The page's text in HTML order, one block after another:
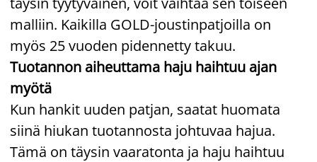
malliin. Kaikilla GOLD-joustinpatjoilla on
myös 25 vuoden pidennetty takuu.
Tuotannon aiheuttama haju haihtuu ajan
myötä
Kun hankit uuden patjan, saatat huomata
siinä hiukan tuotannosta johtuvaa hajua.
Tämä on täysin vaaratonta ja haju haihtuu